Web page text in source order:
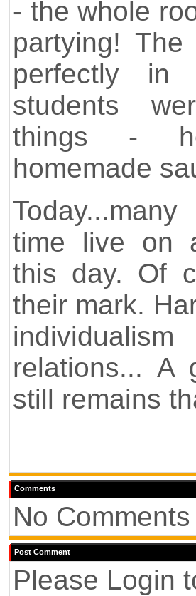
- the whole
partying!
perfectly in
students
things -
homemade
time live on
this day. Of
their mark.
relations... A
still remains
Comments
No
Post Comment
Please Login